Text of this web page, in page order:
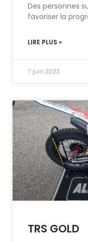
Des personnes
favoriser la
LIRE PLUS »
7 juin 2023
TRS GOLD